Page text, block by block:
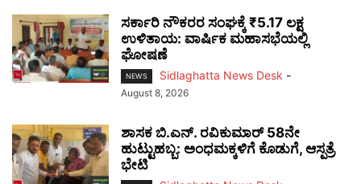
ಸರ್ಕಾರಿ ನೌಕರರ ಸಂಘಕ್ಕೆ ₹5.17 ಲಕ್ಷ
ಉಳಿತಾಯ: ವಾರ್ಷಿಕ ಮಹಾಸಭೆಯಲ್ಲಿ
ಘೋಷಣೆ
NEWS Sidlaghatta News Desk -
August 8, 2026
ಶಾಸಕ ಬಿ.ಎನ್. ರವಿಕುಮಾರ್ 58ನೇ
ಹುಟ್ಟುಹಬ್ಬ: ಅಂಧಮಕ್ಕಳಿಗೆ ಕೊಡುಗೆ, ಆಸ್ಪತ್ರೆ
ಭೇಟಿ